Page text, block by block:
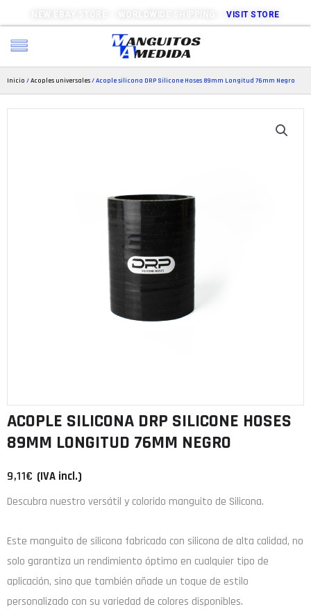
NEW EBAY STORE – WORLDWIDE SHIPPING –VISIT STORE
Inicio /Acoples universales/ Acople silicona DRP Silicone Hoses 89mm Longitud 76mm Negro
ACOPLE SILICONA DRP SILICONE HOSES
89MM LONGITUD 76MM NEGRO
9,11€ (IVA incl.)
Descubra nuestro versátil y colorido manguito de Silicona.
Este manguito de silicona fabricado con silicona de alta calidad, no
solo garantiza un rendimiento óptimo en cualquier tipo de
aplicación, sino que también añade un toque de estilo
personalizado con su variedad de colores disponibles.